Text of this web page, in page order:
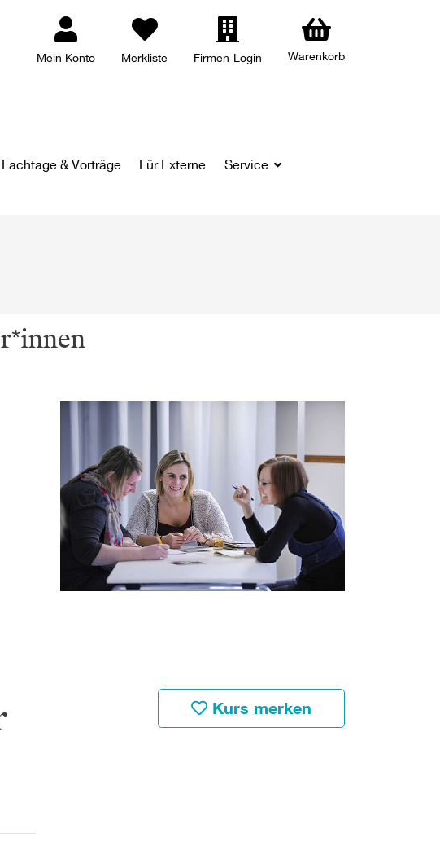
Mein Konto Merkliste Firmen-Login Warenkorb
Fachtage & Vorträge Für Externe Service
Kurs merken